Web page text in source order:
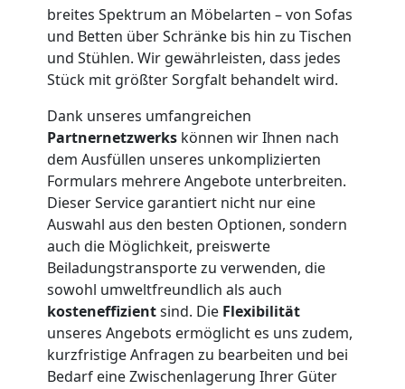
breites Spektrum an Möbelarten – von Sofas
und Betten über Schränke bis hin zu Tischen
und Stühlen. Wir gewährleisten, dass jedes
Stück mit größter Sorgfalt behandelt wird.
Dank unseres umfangreichen
Partnernetzwerks können wir Ihnen nach
dem Ausfüllen unseres unkomplizierten
Formulars mehrere Angebote unterbreiten.
Dieser Service garantiert nicht nur eine
Auswahl aus den besten Optionen, sondern
auch die Möglichkeit, preiswerte
Beiladungstransporte zu verwenden, die
sowohl umweltfreundlich als auch
kosteneffizientsind. Die Flexibilität
unseres Angebots ermöglicht es uns zudem,
kurzfristige Anfragen zu bearbeiten und bei
Bedarf eine Zwischenlagerung Ihrer Güter
Wolfsberg
Möbeltransport
Wolfsberg
Beiladung
Wolfsberg
Mini
Umzug